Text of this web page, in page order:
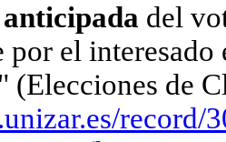
del
por el
(Elecciones de
record/